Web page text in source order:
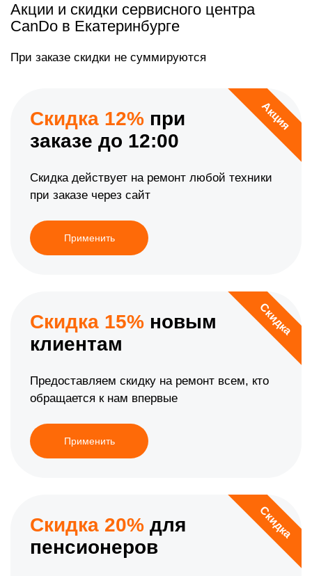
Акции и скидки сервисного центра
CanDo в Екатеринбурге
При заказе скидки не суммируются
Акция
Скидка 12% при
заказе до 12:00
Скидка действует на ремонт любой техники
при заказе через сайт
Применить
Скидка
Скидка 15% новым
клиентам
Предоставляем скидку на ремонт всем, кто
обращается к нам впервые
Применить
Скидка
Скидка 20% для
пенсионеров